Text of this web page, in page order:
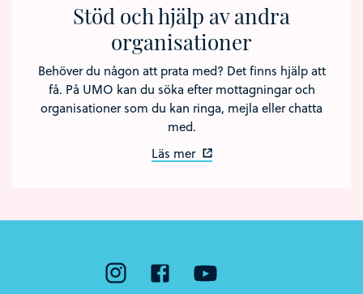
Stöd och hjälp av andra
organisationer
Behöver du någon att prata med? Det finns hjälp att
få. På UMO kan du söka efter mottagningar och
organisationer som du kan ringa, mejla eller chatta
med.
Läs mer